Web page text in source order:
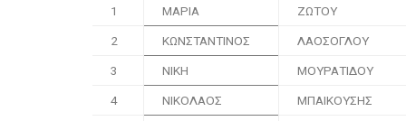
1 ΜΑΡΙΑ ΖΩΤΟΥ
2 ΚΩΝΣΤΑΝΤΙΝΟΣ ΛΑΟΣΟΓΛΟΥ
3 ΝΙΚΗ ΜΟΥΡΑΤΙΔΟΥ
4 ΝΙΚΟΛΑΟΣ ΜΠΑΙΚΟΥΣΗΣ